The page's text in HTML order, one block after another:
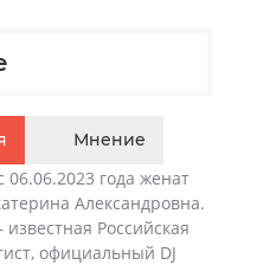
Мнение
года женат
Александровна.
известная Российская
официальный DJ